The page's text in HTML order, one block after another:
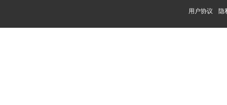
用户协议 隐